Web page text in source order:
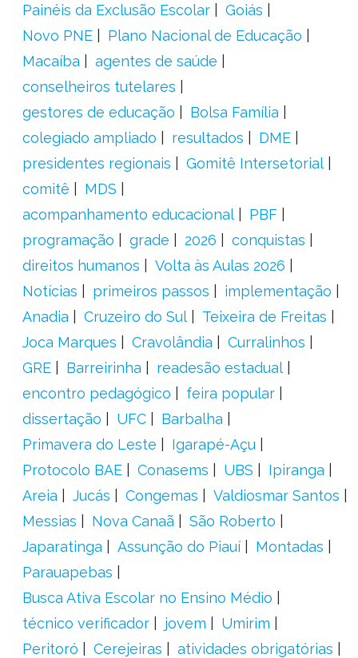
Painéis da Exclusão Escolar
Goiás
Novo PNE
Plano Nacional de Educação
Macaíba
agentes de saúde
conselheiros tutelares
gestores de educação
Bolsa Família
colegiado ampliado
resultados
DME
presidentes regionais
Gomitê Intersetorial
comitê
MDS
acompanhamento educacional
PBF
programação
grade 2026
conquistas
direitos humanos
Volta às Aulas 2026
Notícias
primeiros passos
implementação
Anadia
Cruzeiro do Sul
Teixeira de Freitas
Joca Marques
Cravolândia
Curralinhos
GRE
Barreirinha
readesão estadual
encontro pedagógico
feira popular
dissertação
UFC
Barbalha
Primavera do Leste
Igarapé-Açu
Protocolo BAE
Conasems UBS
Ipiranga
Areia
Jucás Congemas
Valdiosmar Santos
Messias
Nova Canaã
São Roberto
Japaratinga
Assunção do Piauí
Montadas
Parauapebas
Busca Ativa Escolar no Ensino Médio
técnico verificador
jovem
Umirim
Peritoró
Cerejeiras
atividades obrigatórias